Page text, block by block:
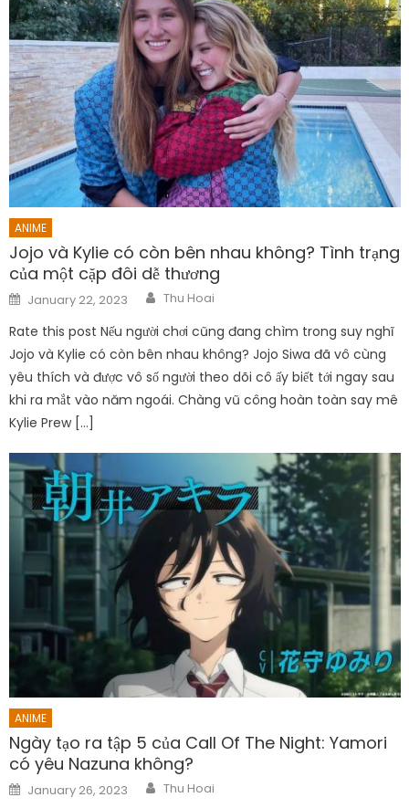
ANIME
Jojo và Kylie có còn bên nhau không? Tình trạng
của một cặp đôi dễ thương
Posted
on
January 22, 2023 Author
Thu Hoai
Rate this post Nếu người chơi cũng đang chìm trong suy nghĩ
Jojo và Kylie có còn bên nhau không? Jojo Siwa đã vô cùng
yêu thích và được vô số người theo dõi cô ấy biết tới ngay sau
khi ra mắt vào năm ngoái. Chàng vũ công hoàn toàn say mê
Kylie Prew […]
ANIME
Ngày tạo ra tập 5 của Call Of The Night: Yamori
có yêu Nazuna không?
Posted
on
January 26, 2023 Author
Thu Hoai